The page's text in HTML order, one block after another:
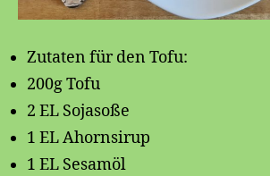
Zutaten für den Tofu:
200g Tofu
2 EL Sojasoße
1 EL Ahornsirup
1 EL Sesamöl